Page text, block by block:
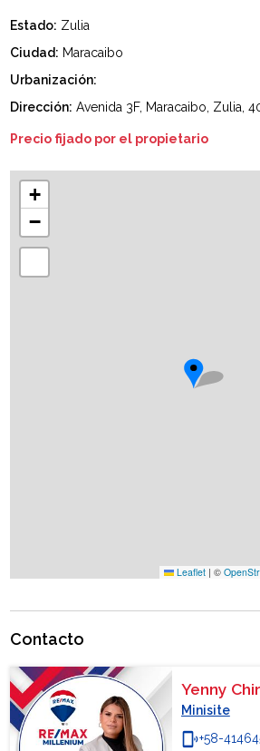
Estado: Zulia
Ciudad: Maracaibo
Urbanización:
Dirección: Avenida 3F, Maracaibo, Zulia,
Precio fijado por el propietario
+
−
Leaflet | ©
Contacto
Yenny
Minisite
phonelink_ring+58-